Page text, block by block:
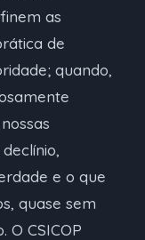
as
de
quando,
e o que
quase sem
O CSICOP